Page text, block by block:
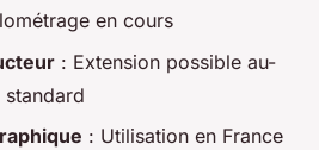
en cours
: Extension possible au-
: Utilisation en France